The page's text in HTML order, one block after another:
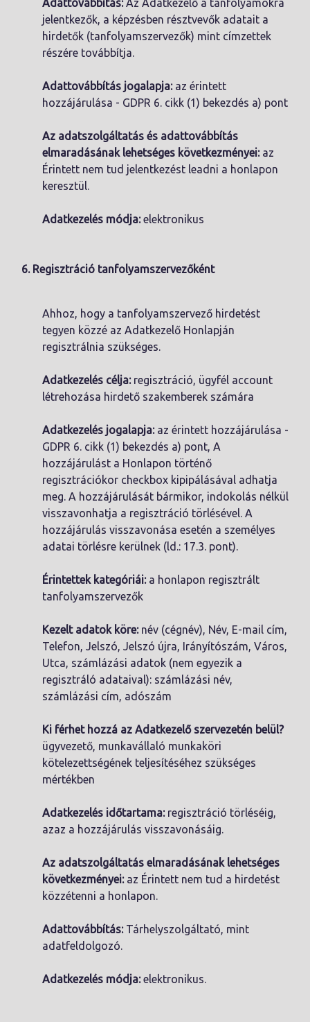
Adattovábbítás:Az Adatkezelő a tanfolyamokra
jelentkezők, a képzésben résztvevők adatait a
hirdetők (tanfolyamszervezők) mint címzettek
részére továbbítja.
Adattovábbítás jogalapja: az érintett
hozzájárulása - GDPR 6. cikk (1) bekezdés a) pont
Az adatszolgáltatás és adattovábbítás
elmaradásának lehetséges következményei: az
Érintett nem tud jelentkezést leadni a honlapon
keresztül.
Adatkezelés módja:elektronikus
6. Regisztráció tanfolyamszervezőként
Ahhoz, hogy a tanfolyamszervező hirdetést
tegyen közzé az Adatkezelő Honlapján
regisztrálnia szükséges.
Adatkezelés célja: regisztráció, ügyfél account
létrehozása hirdető szakemberek számára
Adatkezelés jogalapja: az érintett hozzájárulása -
GDPR 6. cikk (1) bekezdés a) pont, A
hozzájárulást a Honlapon történő
regisztrációkor checkbox kipipálásával adhatja
meg. A hozzájárulását bármikor, indokolás nélkül
visszavonhatja a regisztráció törlésével. A
hozzájárulás visszavonása esetén a személyes
adatai törlésre kerülnek (ld.: 17.3. pont).
Érintettek kategóriái: a honlapon regisztrált
tanfolyamszervezők
Kezelt adatok köre: név (cégnév), Név, E-mail cím,
Telefon, Jelszó, Jelszó újra, Irányítószám, Város,
Utca, számlázási adatok (nem egyezik a
regisztráló adataival): számlázási név,
számlázási cím, adószám
Ki férhet hozzá az Adatkezelő szervezetén belül?
ügyvezető, munkavállaló munkaköri
kötelezettségének teljesítéséhez szükséges
mértékben
Adatkezelés időtartama: regisztráció törléséig,
azaz a hozzájárulás visszavonásáig.
Az adatszolgáltatás elmaradásának lehetséges
következményei: az Érintett nem tud a hirdetést
közzétenni a honlapon.
Adattovábbítás: Tárhelyszolgáltató, mint
adatfeldolgozó.
Adatkezelés módja:elektronikus.